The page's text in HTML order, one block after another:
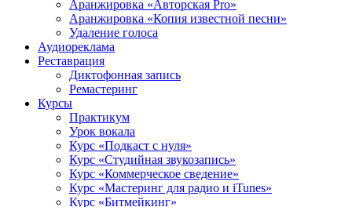
Аранжировка «Авторская Pro»
Аранжировка «Копия известной песни»
Удаление голоса
Аудиореклама
Реставрация
Диктофонная запись
Ремастеринг
Курсы
Практикум
Урок вокала
Курс «Подкаст с нуля»
Курс «Студийная звукозапись»
Курс «Коммерческое сведение»
Курс «Мастеринг для радио и iTunes»
Курс «Битмейкинг»